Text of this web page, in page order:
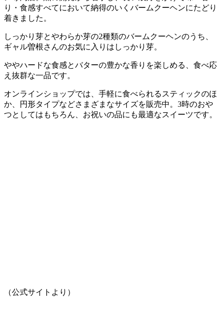
り・食感すべてにおいて納得のいくバームクーヘンにたどり
着きました。
しっかり芽とやわらか芽の2種類のバームクーヘンのうち、
ギャル曽根さんのお気に入りはしっかり芽。
ややハードな食感とバターの豊かな香りを楽しめる、食べ応
え抜群な一品です。
オンラインショップでは、手軽に食べられるスティックのほ
か、円形タイプなどさまざまなサイズを販売中。3時のおや
つとしてはもちろん、お祝いの品にも最適なスイーツです。
（公式サイトより）